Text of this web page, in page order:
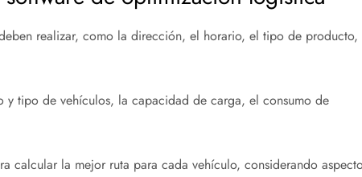
realizar, como la dirección, el horario, el tipo de producto,
tipo de vehículos, la capacidad de carga, el consumo de
calcular la mejor ruta para cada vehículo, considerando